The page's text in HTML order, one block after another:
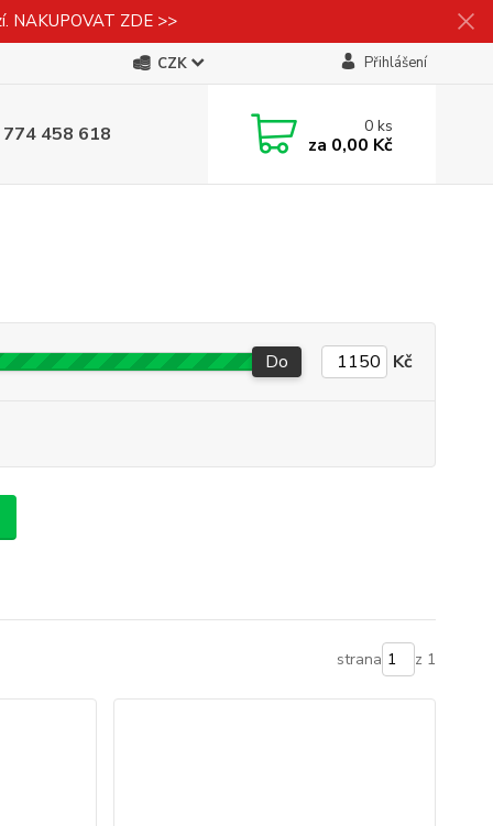
NAKUPOVAT ZDE >>
CZK Přihlášení
458 618 0ks
za 0,00 Kč
Do Kč
strana z 1